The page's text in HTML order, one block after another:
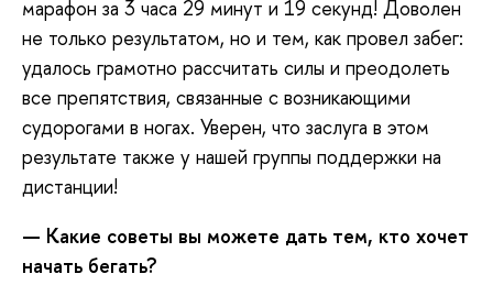
марафон за 3 часа 29 минут и 19 секунд! Доволен
не только результатом, но и тем, как провел забег:
удалось грамотно рассчитать силы и преодолеть
все препятствия, связанные с возникающими
судорогами в ногах. Уверен, что заслуга в этом
результате также у нашей группы поддержки на
дистанции!
— Какие советы вы можете дать тем, кто хочет
начать бегать?